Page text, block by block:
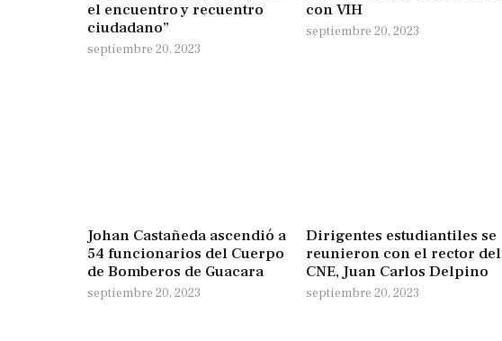
el encuentro y recuentro
ciudadano”
septiembre 20, 2023
con VIH
septiembre 20, 2023
Johan Castañeda ascendió a
54 funcionarios del Cuerpo
de Bomberos de Guacara
septiembre 20, 2023
Dirigentes estudiantiles se
reunieron con el rector del
CNE, Juan Carlos Delpino
septiembre 20, 2023